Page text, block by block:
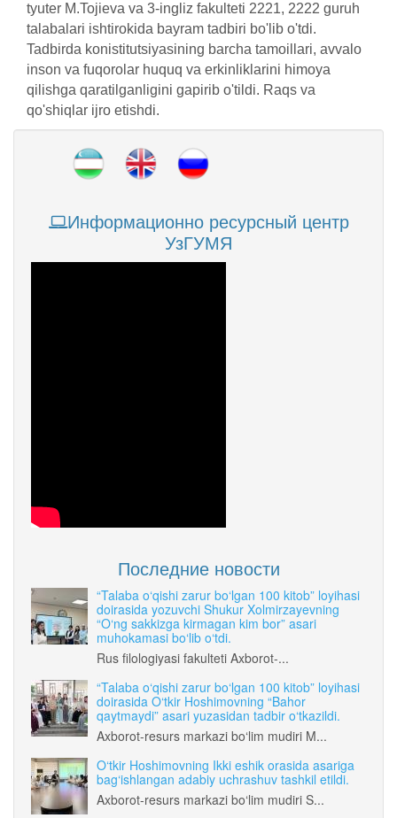
tyuter M.Tojieva va 3-ingliz fakulteti 2221, 2222 guruh
talabalari ishtirokida bayram tadbiri bo'lib o'tdi.
Tadbirda konistitutsiyasining barcha tamoillari, avvalo
inson va fuqorolar huquq va erkinliklarini himoya
qilishga qaratilganligini gapirib o'tildi. Raqs va
qo'shiqlar ijro etishdi.
Информационно ресурсный центр
УзГУМЯ
Последние новости
“Talaba o‘qishi zarur bo‘lgan 100 kitob” loyihasi
doirasida yozuvchi Shukur Xolmirzayevning
“O‘ng sakkizga kirmagan kim bor” asari
muhokamasi bo‘lib o‘tdi.
Rus filologiyasi fakulteti Axborot-...
“Talaba o‘qishi zarur bo‘lgan 100 kitob” loyihasi
doirasida O‘tkir Hoshimovning “Bahor
qaytmaydi” asari yuzasidan tadbir o‘tkazildi.
Axborot-resurs markazi bo‘lim mudiri M...
O‘tkir Hoshimovning Ikki eshik orasida asariga
bag‘ishlangan adabiy uchrashuv tashkil etildi.
Axborot-resurs markazi bo‘lim mudiri S...